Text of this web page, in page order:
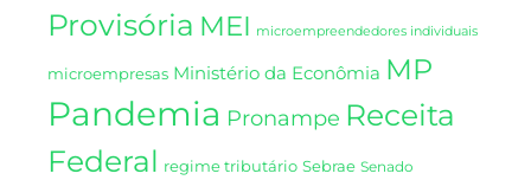
Provisória MEI microempreendedores individuais
microempresas Ministério da Econômia MP
Pandemia Pronampe Receita
Federal regime tributário Sebrae Senado